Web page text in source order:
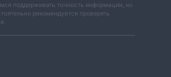
поддерживать точность информации, но
рекомендуется проверять